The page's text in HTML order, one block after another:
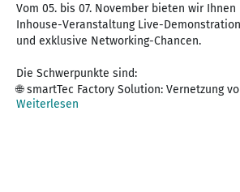
Vom 05. bis 07. November bieten wir
Inhouse-Veranstaltung Live-
und exklusive Networking-Chancen.
Die Schwerpunkte sind:
🌐 smartTec Factory Solution: Vernetzung
Weiterlesen